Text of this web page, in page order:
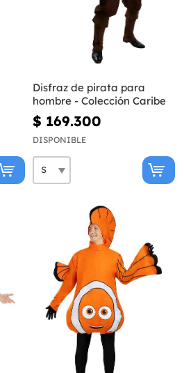
Disfraz de pirata para
hombre - Colección Caribe
$ 169.300
DISPONIBLE